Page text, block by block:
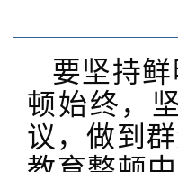
要坚持
顿始终，
议，做到